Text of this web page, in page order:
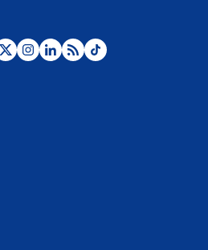
¿La posesión de Abelardo De la